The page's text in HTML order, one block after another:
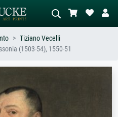
astratto con molto rosso, dipinto a
olio scuro, nudo in piedi vicino a un
Tiziano Vecelli
(1503-54), 1550-51